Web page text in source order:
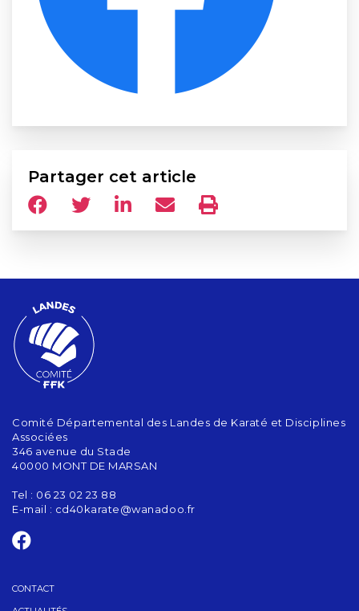
Partager cet article
Comité Départemental des Landes de Karaté et Disciplines
Associées
346 avenue du Stade
40000 MONT DE MARSAN
Tel : 06 23 02 23 88
E-mail : cd40karate@wanadoo.fr
CONTACT